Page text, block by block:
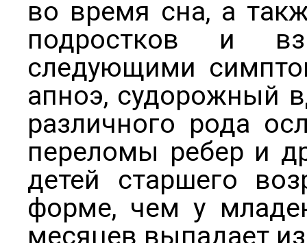
во время сна, а
подростков и
следующими
апноэ, судорожный
различного рода
переломы ребер и
детей старшего
форме, чем у
месяцев выпадает